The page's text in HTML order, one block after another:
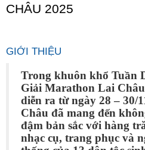
CHÂU 2025
GIỚI THIỆU
Trong khuôn khổ Tuần
Giải Marathon Lai
diễn ra từ ngày 28 – 30/
Châu đã mang đến
đậm bản sắc với hàng
nhạc cụ, trang phục và